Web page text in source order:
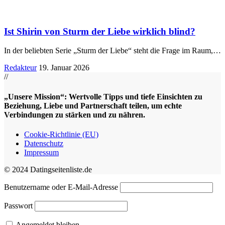
Ist Shirin von Sturm der Liebe wirklich blind?
In der beliebten Serie „Sturm der Liebe“ steht die Frage im Raum,…
Redakteur 19. Januar 2026
//
„Unsere Mission“: Wertvolle Tipps und tiefe Einsichten zu
Beziehung, Liebe und Partnerschaft teilen, um echte
Verbindungen zu stärken und zu nähren.
Cookie-Richtlinie (EU)
Datenschutz
Impressum
© 2024 Datingseitenliste.de
Benutzername oder E-Mail-Adresse
Passwort